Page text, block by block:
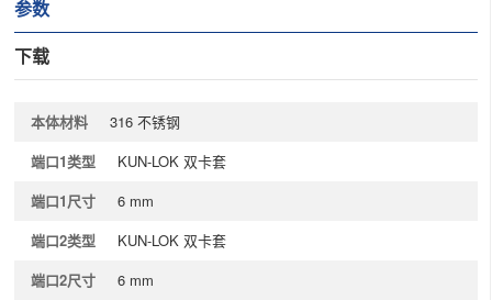
参数
下载
本体材料
316 不锈钢
端口1类型
KUN-LOK 双卡套
端口1尺寸
6 mm
端口2类型
KUN-LOK 双卡套
端口2尺寸
6 mm